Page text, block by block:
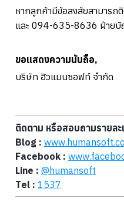
หากลูกค้ามีข้อสงสัยสามาร
และ 094-635-8636 ฝ่าย
ขอแสดงความนับถือ,
บริษัท ฮิวแมนซอฟท์ จำกัด
ติดตาม หรือสอบถามรายละ
Blog :
Facebook :
Line : @humansoft
Tel : 1537